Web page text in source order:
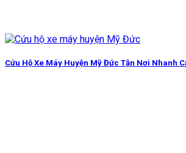
Cứu Hộ Xe Máy Huyện Mỹ Đức Tận Nơi Nhanh